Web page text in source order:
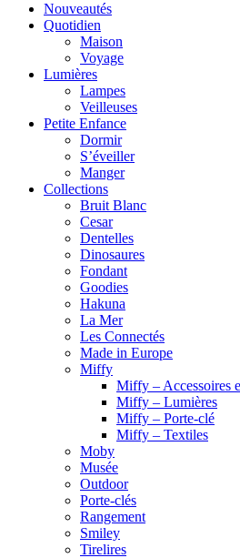
Nouveautés
Quotidien
Maison
Voyage
Lumières
Lampes
Veilleuses
Petite Enfance
Dormir
S’éveiller
Manger
Collections
Bruit Blanc
Cesar
Dentelles
Dinosaures
Fondant
Goodies
Hakuna
La Mer
Les Connectés
Made in Europe
Miffy
Miffy – Accessoires
Miffy – Lumières
Miffy – Porte-clé
Miffy – Textiles
Moby
Musée
Outdoor
Porte-clés
Rangement
Smiley
Tirelires